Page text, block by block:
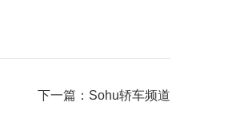
下一篇：Sohu轿车频道